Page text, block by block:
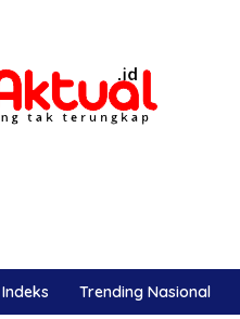
Indeks Trending Nasional